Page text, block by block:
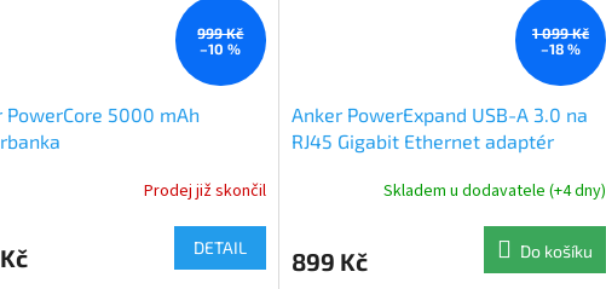
999 Kč
–10 %
PowerCore 5000 mAh
Prodej již skončil
DETAIL
1 099 Kč
–18 %
Anker PowerExpand USB-A 3.0 na
RJ45 Gigabit Ethernet adaptér
Skladem u dodavatele (+4 dny)
899 Kč Do košíku